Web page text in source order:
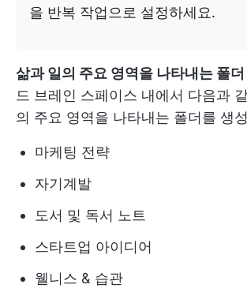
을 반복 작업으로 설정하세요.
삶과 일의 주요 영역을 나타내는 폴더
드 브레인 스페이스 내에서 다음과
의 주요 영역을 나타내는 폴더를 생
마케팅 전략
자기계발
도서 및 독서 노트
스타트업 아이디어
웰니스 & 습관